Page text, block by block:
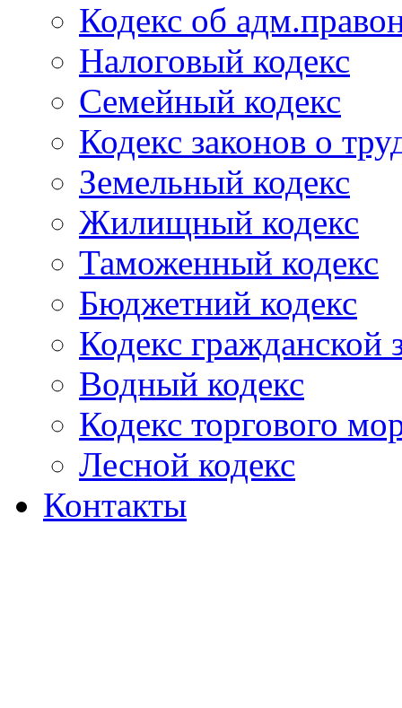
Кодекс об
Налоговый кодекс
Семейный кодекс
Кодекс законов о
Земельный кодекс
Жилищный кодекс
Таможенный кодекс
Бюджетний кодекс
Кодекс гражданской
Водный кодекс
Кодекс торгового
Лесной кодекс
Контакты